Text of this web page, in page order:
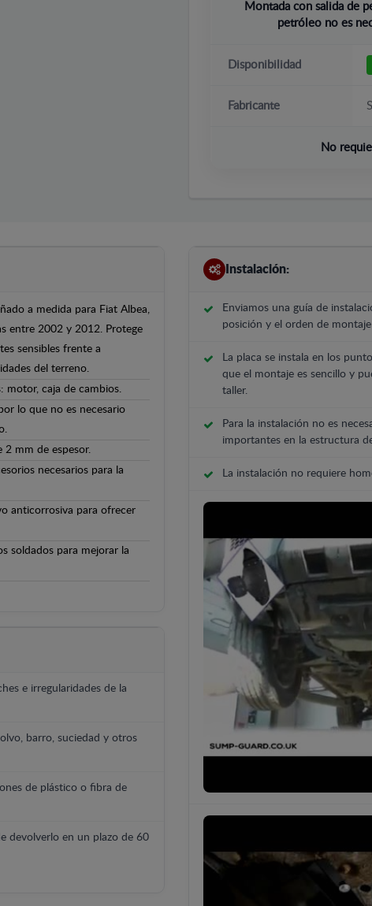
Montada con salida de
petróleo no es
Disponibilidad
Fabricante
No
a medida para Fiat Albea,
entre 2002 y 2012. Protege
sensibles frente a
del terreno.
motor, caja de cambios.
lo que no es necesario
2 mm de espesor.
necesarios para la
anticorrosiva para ofrecer
soldados para mejorar la
e irregularidades de la
barro, suciedad y otros
de plástico o fibra de
devolverlo en un plazo de 60
Instalación:
Enviamos una guía de
posición y el orden de
La placa se instala en los
que el montaje es sencillo y
taller.
Para la instalación no es
importantes en la estructura
La instalación no requiere